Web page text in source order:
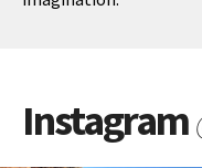
Instagram